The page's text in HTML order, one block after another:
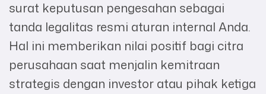
surat keputusan pengesahan sebagai
tanda legalitas resmi aturan internal Anda.
Hal ini memberikan nilai positif bagi citra
perusahaan saat menjalin kemitraan
strategis dengan investor atau pihak ketiga